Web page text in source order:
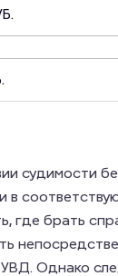
судимости
в
где брать
Однако